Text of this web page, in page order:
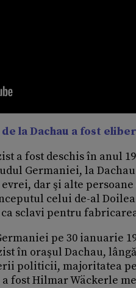
la Dachau a fost
a fost deschis în anul
Germaniei, la
dar şi alte
celui de-al
sclavi pentru
pe 30 ianuarie
în oraşul Dachau,
politicii, majoritatea
fost Hilmar Wäckerle